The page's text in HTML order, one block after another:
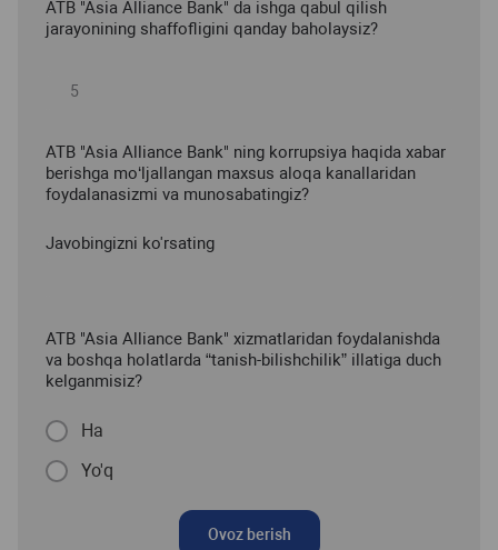
ATB "Asia Alliance Bank" da ishga qabul qilish
jarayonining shaffofligini qanday baholaysiz?
ATB "Asia Alliance Bank" ning korrupsiya haqida xabar
berishga mo‘ljallangan maxsus aloqa kanallaridan
foydalanasizmi va munosabatingiz?
Javobingizni ko'rsating
ATB "Asia Alliance Bank" xizmatlaridan foydalanishda
va boshqa holatlarda “tanish-bilishchilik” illatiga duch
kelganmisiz?
Ha
Yo'q
Ovoz berish